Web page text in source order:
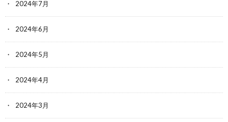
2024年7月
2024年6月
2024年5月
2024年4月
2024年3月